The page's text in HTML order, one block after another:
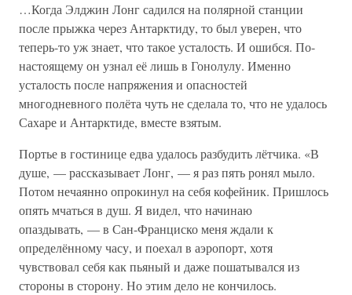
…Когда Элджин Лонг садился на полярной станции
после прыжка через Антарктиду, то был уверен, что
теперь-то уж знает, что такое усталость. И ошибся. По-
настоящему он узнал её лишь в Гонолулу. Именно
усталость после напряжения и опасностей
многодневного полёта чуть не сделала то, что не удалось
Сахаре и Антарктиде, вместе взятым.
Портье в гостинице едва удалось разбудить лётчика. «В
душе, — рассказывает Лонг, — я раз пять ронял мыло.
Потом нечаянно опрокинул на себя кофейник. Пришлось
опять мчаться в душ. Я видел, что начинаю
опаздывать, — в Сан-Франциско меня ждали к
определённому часу, и поехал в аэропорт, хотя
чувствовал себя как пьяный и даже пошатывался из
стороны в сторону. Но этим дело не кончилось.